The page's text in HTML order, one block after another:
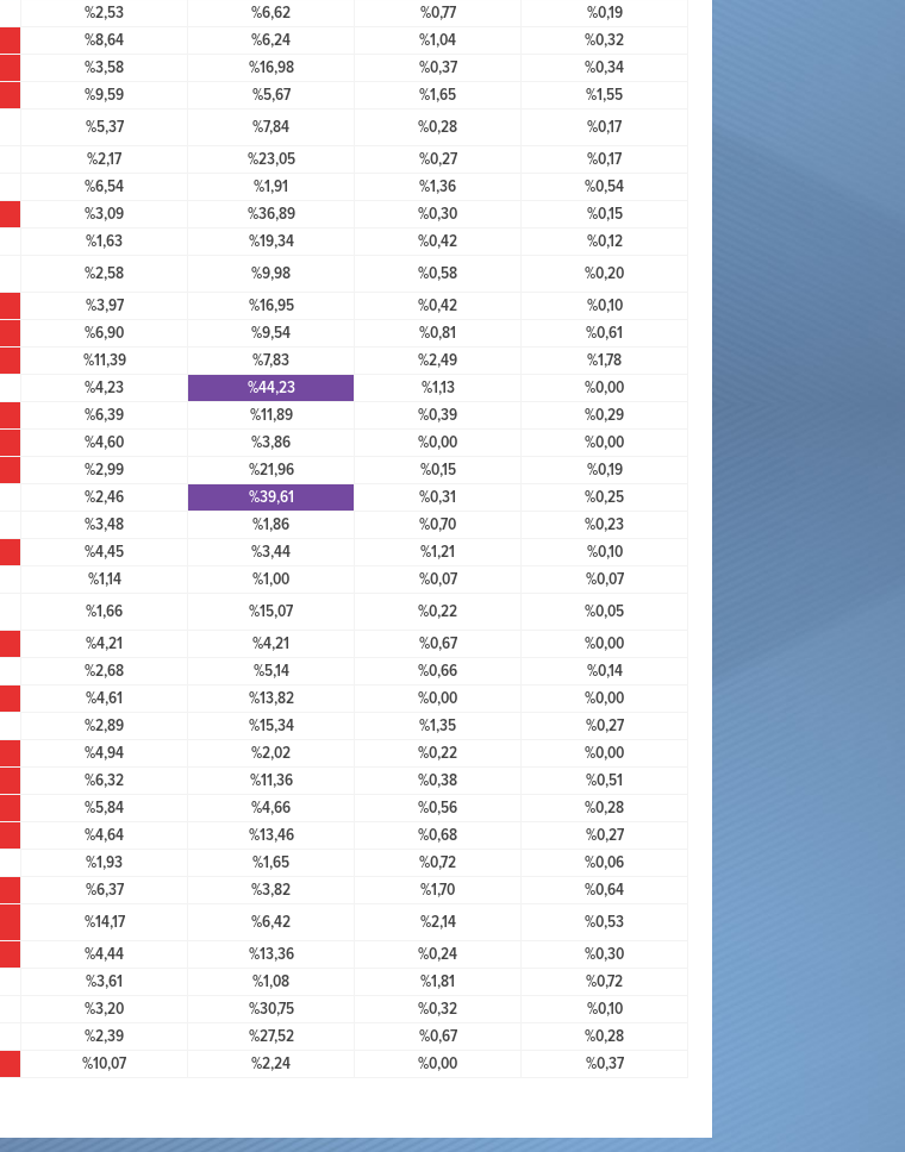
%2,53 %6,62 %0,77
%0,19
%8,64 %6,24 %1,04
%0,32
%3,58 %16,98 %0,37
%0,34
%9,59 %5,67 %1,65
%1,55
%5,37 %7,84 %0,28
%0,17
%2,17 %23,05 %0,27
%0,17
%6,54 %1,91 %1,36
%0,54
%3,09 %36,89 %0,30
%0,15
%1,63 %19,34 %0,42
%0,12
%2,58 %9,98 %0,58
%0,20
%3,97 %16,95 %0,42
%0,10
%6,90 %9,54 %0,81
%0,61
%11,39 %7,83 %2,49
%1,78
%4,23 %44,23 %1,13
%0,00
%6,39 %11,89 %0,39
%0,29
%4,60 %3,86 %0,00
%0,00
%2,99 %21,96 %0,15
%0,19
%2,46 %39,61 %0,31
%0,25
%3,48 %1,86 %0,70
%0,23
%4,45 %3,44 %1,21
%0,10
%1,14 %1,00 %0,07
%0,07
%1,66 %15,07 %0,22
%0,05
%4,21 %4,21 %0,67
%0,00
%2,68 %5,14 %0,66
%0,14
%4,61 %13,82 %0,00
%0,00
%2,89 %15,34 %1,35
%0,27
%4,94 %2,02 %0,22
%0,00
%6,32 %11,36 %0,38
%0,51
%5,84 %4,66 %0,56
%0,28
%4,64 %13,46 %0,68
%0,27
%1,93 %1,65 %0,72
%0,06
%6,37 %3,82 %1,70
%0,64
%14,17 %6,42 %2,14
%0,53
%4,44 %13,36 %0,24
%0,30
%3,61 %1,08 %1,81
%0,72
%3,20 %30,75 %0,32
%0,10
%2,39 %27,52 %0,67
%0,28
%10,07 %2,24 %0,00 %0,37